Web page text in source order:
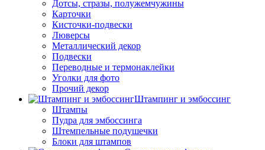
Дотсы, стразы, полужемчужины
Карточки
Кисточки-подвески
Люверсы
Металлический декор
Подвески
Переводные и термонаклейки
Уголки для фото
Прочий декор
Штампинг и эмбоссинг
Штампы
Пудра для эмбоссинга
Штемпельные подушечки
Блоки для штампов